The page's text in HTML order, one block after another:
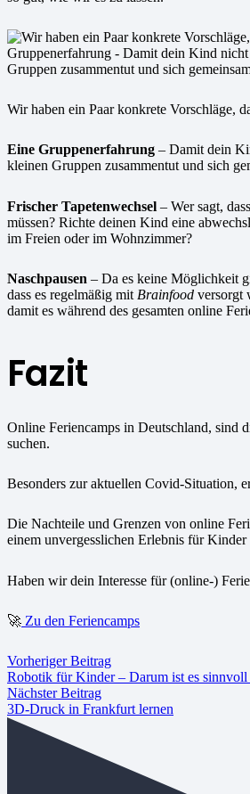
Wir haben ein Paar konkrete Vorschläge,
Eine Gruppenerfahrung – Damit dein
kleinen Gruppen zusammentut und sich
Frischer Tapetenwechsel – Wer sagt,
müssen? Richte deinen Kind eine
im Freien oder im Wohnzimmer?
Naschpausen – Da es keine Möglichkeit
dass es regelmäßig mit Brainfood versorgt
damit es während des gesamten online
Fazit
Online Feriencamps in Deutschland, sind
suchen.
Besonders zur aktuellen Covid-Situation,
Die Nachteile und Grenzen von online
einem unvergesslichen Erlebnis für Kinder
Haben wir dein Interesse für (online-)
🚀 Zu den Feriencamps
Vorheriger Beitrag
Robotik für Kinder – Darum ist es
Nächster Beitrag
3D-Druck in Frankfurt lernen